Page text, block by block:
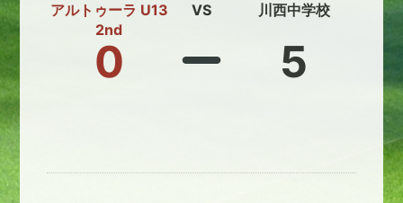
アルトゥーラ U13
2nd
0
VS 川西中学校
5